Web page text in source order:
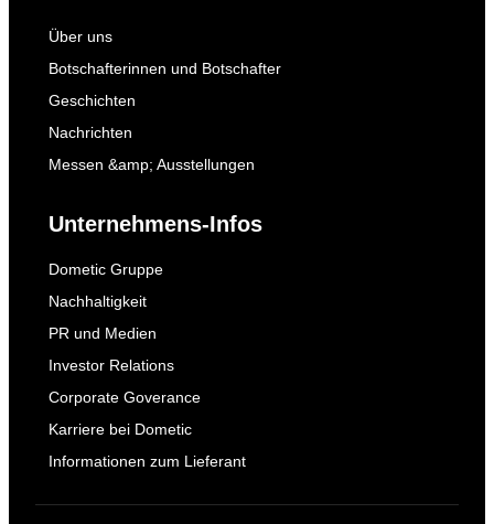
Über uns
Botschafterinnen und Botschafter
Geschichten
Nachrichten
Messen &amp; Ausstellungen
Unternehmens-Infos
Dometic Gruppe
Nachhaltigkeit
PR und Medien
Investor Relations
Corporate Goverance
Karriere bei Dometic
Informationen zum Lieferant